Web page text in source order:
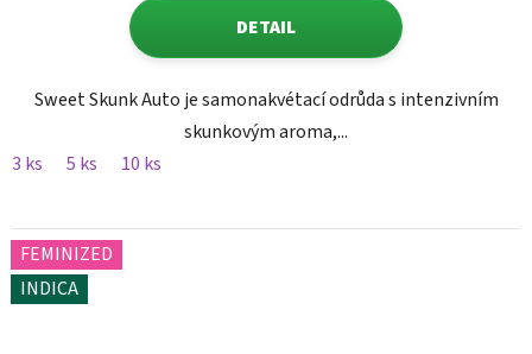
DETAIL
Sweet Skunk Auto je samonakvétací odrůda s intenzivním
skunkovým aroma,...
3 ks
5 ks 10 ks
FEMINIZED
INDICA